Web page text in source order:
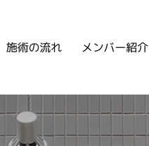
施術の流れ メンバー紹介